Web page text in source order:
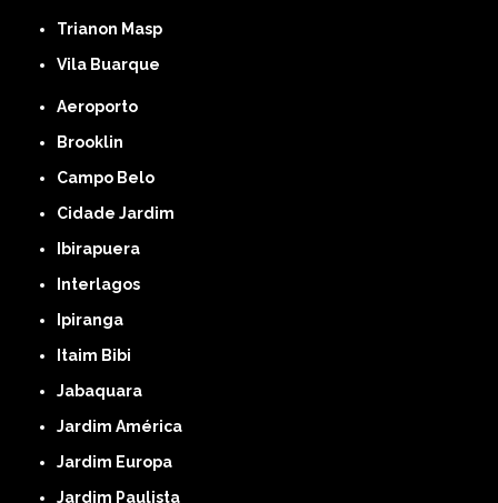
Trianon Masp
Vila Buarque
Aeroporto
Brooklin
Campo Belo
Cidade Jardim
Ibirapuera
Interlagos
Ipiranga
Itaim Bibi
Jabaquara
Jardim América
Jardim Europa
Jardim Paulista